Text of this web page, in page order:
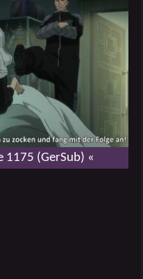
1175 (GerSub) «